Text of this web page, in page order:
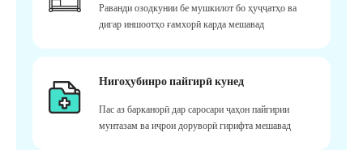
Раванди озодкунии бе мушкилот бо ҳуҷҷатҳо ва
дигар иншоотҳо ғамхорӣ карда мешавад
Нигоҳубинро пайгирӣ кунед
Пас аз барканорӣ дар саросари ҷаҳон пайгирии
мунтазам ва иҷрои доруворӣ гирифта мешавад